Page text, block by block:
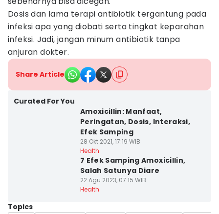
Dosis dan lama terapi antibiotik tergantung pada
infeksi apa yang diobati serta tingkat keparahan
infeksi. Jadi, jangan minum antibiotik tanpa
anjuran dokter.
Share Article
Curated For You
Amoxicillin: Manfaat,
Peringatan, Dosis, Interaksi,
Efek Samping
28 Okt 2021, 17:19 WIB
Health
7 Efek Samping Amoxicillin,
Salah Satunya Diare
22 Agu 2023, 07:15 WIB
Health
Topics